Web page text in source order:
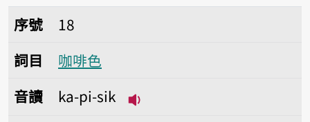
序號18咖啡色
序號
18
詞目
咖啡色
音讀
ka-pi-sik